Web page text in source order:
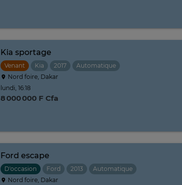
Kia sportage
Venant Kia 2017
Automatique
Nord foire, Dakar
lundi, 16:18
8 000 000 F Cfa
Ford escape
D'occasion Ford 2013
Automatique
Nord foire, Dakar